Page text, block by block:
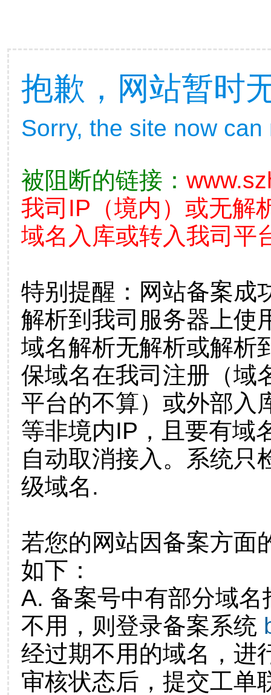
抱歉，网站暂时
Sorry, the site now
被阻断的链接：
我司IP（境内）或无解
域名入库或转入我司平
特别提醒：网站备案成
解析到我司服务器上使
域名解析无解析或解析
保域名在我司注册（域
平台的不算）或外部入
等非境内IP，且要有域
自动取消接入。系统只
级域名.
若您的网站因备案方面
如下：
A. 备案号中有部分域
不用，则登录备案系统
经过期不用的域名，进
审核状态后，提交工单